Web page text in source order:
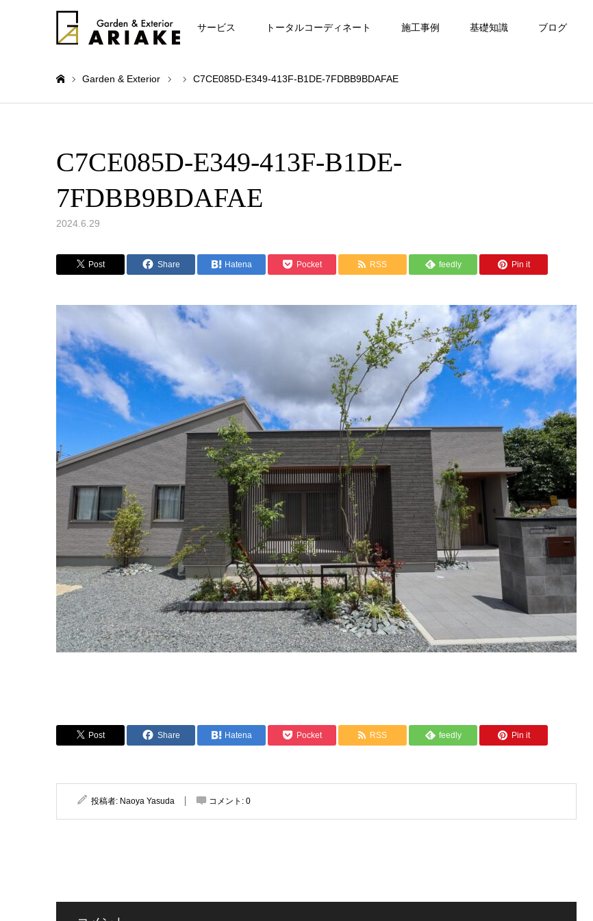
お知らせ サービス トータルコーディネート 施工事例 基礎知識 ブログ
Garden & Exterior C7CE085D-E349-413F-B1DE-7FDBB9BDAFAE
C7CE085D-E349-413F-B1DE-
7FDBB9BDAFAE
2024.6.29
Post Share Hatena Pocket RSS feedly Pin it
Post Share Hatena Pocket RSS feedly Pin it
投稿者: Naoya Yasuda コメント: 0